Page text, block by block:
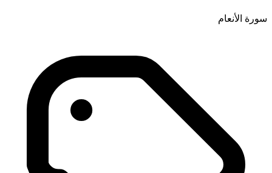
سورة الأنعام